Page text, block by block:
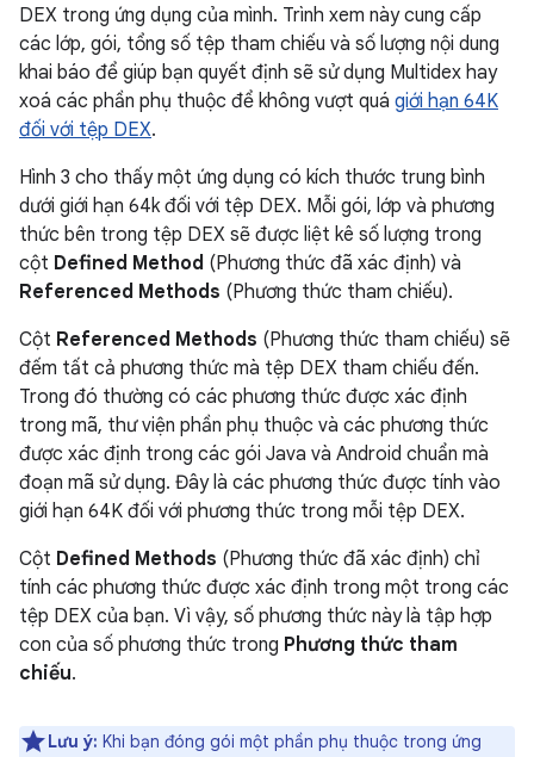
DEX trong ứng dụng của mình. Trình xem này cung cấp
các lớp, gói, tổng số tệp tham chiếu và số lượng nội dung
khai báo để giúp bạn quyết định sẽ sử dụng Multidex hay
xoá các phần phụ thuộc để không vượt quá giới hạn 64K
đối với tệp DEX.
Hình 3 cho thấy một ứng dụng có kích thước trung bình
dưới giới hạn 64k đối với tệp DEX. Mỗi gói, lớp và phương
thức bên trong tệp DEX sẽ được liệt kê số lượng trong
cột Defined Method (Phương thức đã xác định) và
Referenced Methods (Phương thức tham chiếu).
Cột Referenced Methods (Phương thức tham chiếu) sẽ
đếm tất cả phương thức mà tệp DEX tham chiếu đến.
Trong đó thường có các phương thức được xác định
trong mã, thư viện phần phụ thuộc và các phương thức
được xác định trong các gói Java và Android chuẩn mà
đoạn mã sử dụng. Đây là các phương thức được tính vào
giới hạn 64K đối với phương thức trong mỗi tệp DEX.
Cột Defined Methods (Phương thức đã xác định) chỉ
tính các phương thức được xác định trong một trong các
tệp DEX của bạn. Vì vậy, số phương thức này là tập hợp
con của số phương thức trong Phương thức tham
chiếu.
Lưu ý: Khi bạn đóng gói một phần phụ thuộc trong ứng